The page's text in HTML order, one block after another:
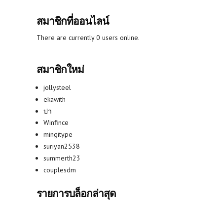
สมาชิกที่ออนไลน์
There are currently 0 users online.
สมาชิกใหม่
jollysteel
ekawith
ปา
Winfince
mingitype
suriyan2538
summerth23
couplesdm
รายการบล็อกล่าสุด